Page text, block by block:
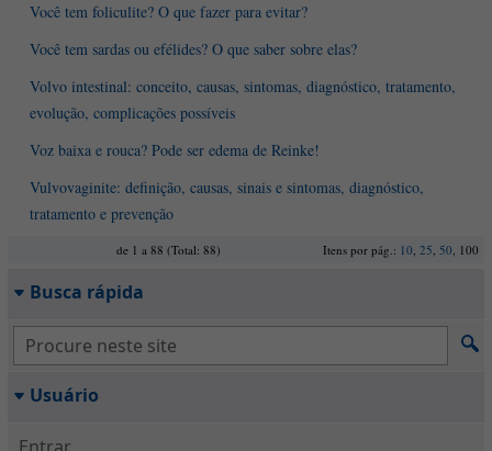
Você tem foliculite? O que fazer para evitar?
Você tem sardas ou efélides? O que saber sobre elas?
Volvo intestinal: conceito, causas, sintomas, diagnóstico, tratamento,
evolução, complicações possíveis
Voz baixa e rouca? Pode ser edema de Reinke!
Vulvovaginite: definição, causas, sinais e sintomas, diagnóstico,
tratamento e prevenção
Itens por pág.: 10, 25, 50, 100
de 1 a 88 (Total: 88)
Busca rápida
Usuário